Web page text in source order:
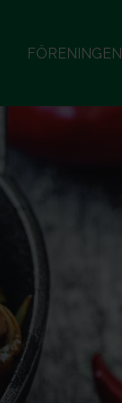
FÖRENINGEN